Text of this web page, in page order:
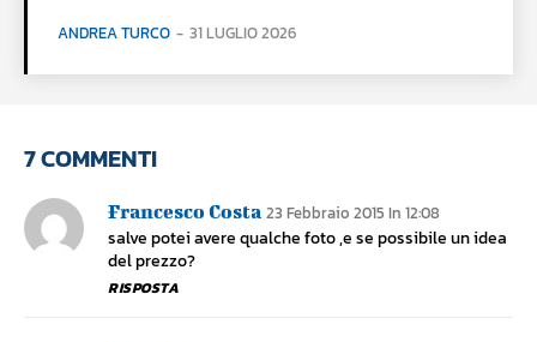
ANDREA TURCO - 31 LUGLIO 2026
7 COMMENTI
Francesco Costa 23 Febbraio 2015 In 12:08
salve potei avere qualche foto ,e se possibile un idea
del prezzo?
RISPOSTA